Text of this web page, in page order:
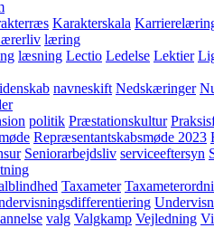
Karakterskala
læring
læsning Lectio Ledelse Lektier
navneskift Nedskæringer
politik Præstationskultur
Repræsentantskabsmøde 2023
Seniorarbejdsliv serviceeftersyn
Taxameter
valg Valgkamp Vejledning